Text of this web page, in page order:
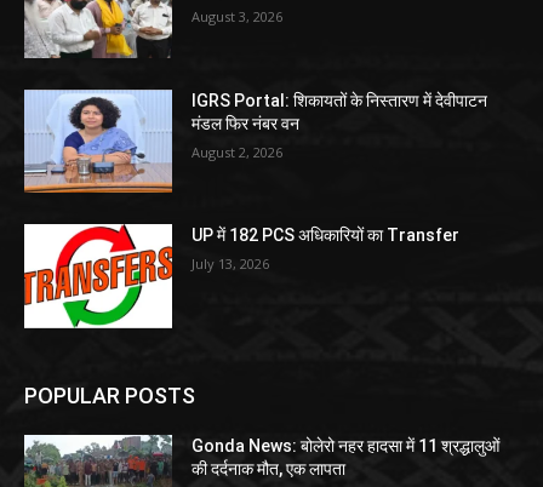
August 3, 2026
IGRS Portal: शिकायतों के निस्तारण में देवीपाटन
मंडल फिर नंबर वन
August 2, 2026
UP में 182 PCS अधिकारियों का Transfer
July 13, 2026
POPULAR POSTS
Gonda News: बोलेरो नहर हादसा में 11 श्रद्धालुओं
की दर्दनाक मौत, एक लापता